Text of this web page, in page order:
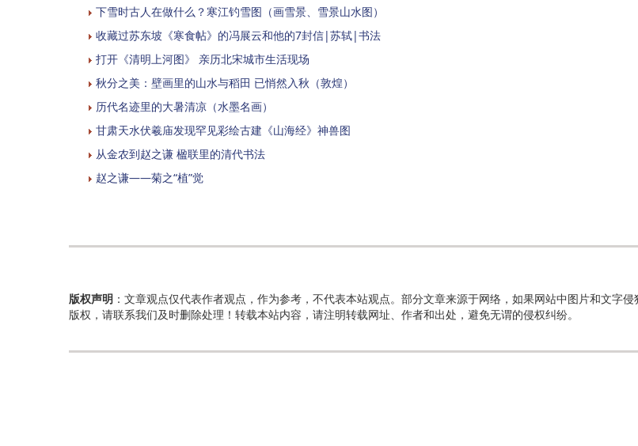
下雪时古人在做什么？寒江钓雪图（画雪景、雪景山水图）
收藏过苏东坡《寒食帖》的冯展云和他的7封信|苏轼|书法
打开《清明上河图》 亲历北宋城市生活现场
秋分之美：壁画里的山水与稻田 已悄然入秋（敦煌）
历代名迹里的大暑清凉（水墨名画）
甘肃天水伏羲庙发现罕见彩绘古建《山海经》神兽图
从金农到赵之谦 楹联里的清代书法
赵之谦——菊之“植”觉
版权声明 ：文章观点仅代表作者观点，作为参考，不代表本站观点。部分文章来源于网络，如果网站中图片和文字侵
版权，请联系我们及时删除处理！转载本站内容，请注明转载网址、作者和出处，避免无谓的侵权纠纷。